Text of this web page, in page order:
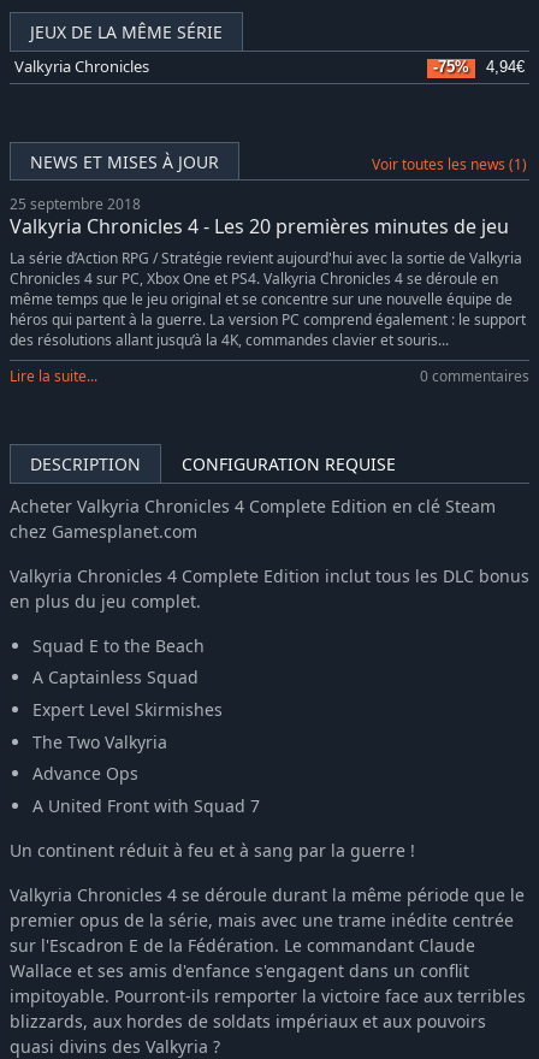
JEUX DE LA MÊME SÉRIE
Valkyria Chronicles -75% 4,94€
NEWS ET MISES À JOUR Voir toutes les news (1)
25 septembre 2018
Valkyria Chronicles 4 - Les 20 premières minutes de jeu
La série d’Action RPG / Stratégie revient aujourd'hui avec la sortie de Valkyria
Chronicles 4 sur PC, Xbox One et PS4. Valkyria Chronicles 4 se déroule en
même temps que le jeu original et se concentre sur une nouvelle équipe de
héros qui partent à la guerre. La version PC comprend également : le support
des résolutions allant jusqu’à la 4K, commandes clavier et souris...
Lire la suite...
0 commentaires
DESCRIPTION
CONFIGURATION REQUISE
Acheter Valkyria Chronicles 4 Complete Edition en clé Steam
chez Gamesplanet.com
Valkyria Chronicles 4 Complete Edition inclut tous les DLC bonus
en plus du jeu complet.
Squad E to the Beach
A Captainless Squad
Expert Level Skirmishes
The Two Valkyria
Advance Ops
A United Front with Squad 7
Un continent réduit à feu et à sang par la guerre !
Valkyria Chronicles 4 se déroule durant la même période que le
premier opus de la série, mais avec une trame inédite centrée
sur l'Escadron E de la Fédération. Le commandant Claude
Wallace et ses amis d'enfance s'engagent dans un conflit
impitoyable. Pourront-ils remporter la victoire face aux terribles
blizzards, aux hordes de soldats impériaux et aux pouvoirs
quasi divins des Valkyria ?